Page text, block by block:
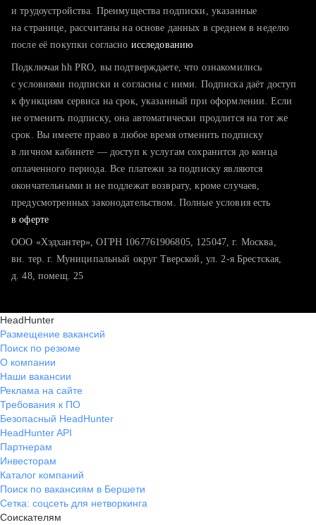
тратите много времени на поиск и вручную поднимаете
хотите сравнить себя с конкурентами и оценить шансы
и трудоустройства. Преимущества подписки, указанные
на странице, рассчитаны на основе данных в среднем в неделю
после её покупки согласно исследованию
Подключая hh PRO, вы подтверждаете, что ознакомились
с условиями подписки и согласны с ними. Подписка даёт доступ
к функциям сервиса на срок, указанный при оформлении. Если
не отменить подписку, она автоматически продлится на тот же
срок. Вы имеете право в любое время отменить подписку
в личном кабинете — доступ к услугам сохранится до конца
оплаченного периода. Все платежи за подписку являются
окончательными и не подлежат возврату, кроме случаев,
предусмотренных законодательством. Полные условия есть
в оферте
ООО «Хэдхантер», ОГРН 1067761906805, 125047, г. Москва,
вн. тер. г. Муниципальный округ Тверской, ул. 2-я Брестская,
д. 48, помещ. 25
HeadHunter
Размещение вакансий
Поиск по резюме
О компании
Наши вакансии
Реклама на сайте
Требования к ПО
Безопасный HeadHunter
HeadHunter API
Партнерам
Инвесторам
Каталог компаний
Поиск по вакансиям в Бершети
Сетка: соцсеть для нетворкинга
Соискателям